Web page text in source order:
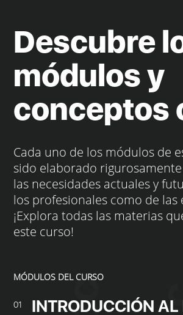
Descubre
módulos y
conceptos
Cada uno de los módulos de
sido elaborado
las necesidades actuales y
los profesionales como de las
¡Explora todas las materias
este curso!
MÓDULOS DEL CURSO
01
INTRODUCCIÓN